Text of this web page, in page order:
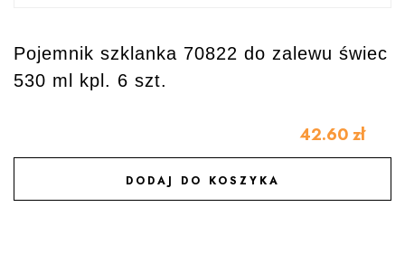
Pojemnik szklanka 70822 do zalewu świec
530 ml kpl. 6 szt.
42.60 zł
DODAJ DO KOSZYKA
DODAJ DO ULUBIONYCH